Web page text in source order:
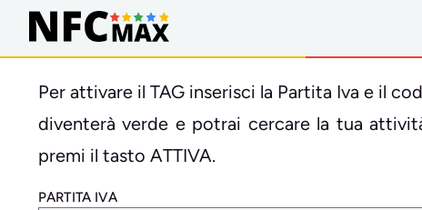
Per attivare il TAG inserisci la Partita Iva e il
diventerà verde e potrai cercare la tua
premi il tasto ATTIVA.
PARTITA IVA